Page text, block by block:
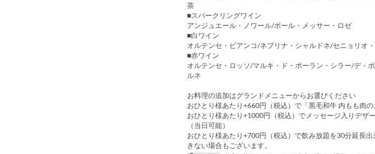
茶
■スパークリングワイン
アンジュエール・ノワール/ポール・メッサー・ロゼ
■白ワイン
オルテンセ・ビアンコ/ネブリナ・シャルドネ/セニョリオ
■赤ワイン
オルテンセ・ロッソ/マルキ・ド・ポーラン・シラー/デ・
ルネ
お料理の追加はグランドメニューからお選びください
おひとり様あたり+660円（税込）で「黒毛和牛 内もも肉
おひとり様あたり+1000円（税込）でメッセージ入りデザ
（当日可能）
おひとり様あたり+700円（税込）で飲み放題を30分延長
きない場合もございます。